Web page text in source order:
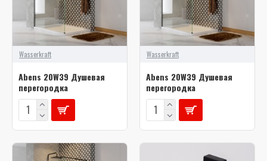
Wasserkraft
Abens 20W39 Душевая
перегородка
Wasserkraft
Abens 20W39 Душевая
перегородка